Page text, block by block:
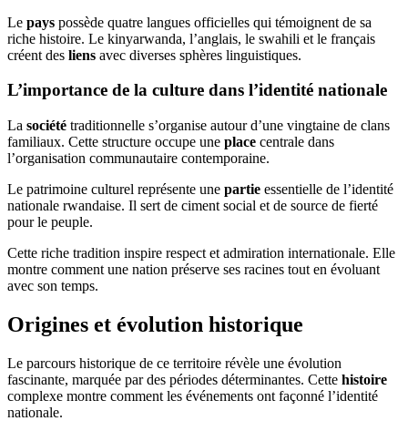
Le pays possède quatre langues officielles qui témoignent de sa
riche histoire. Le kinyarwanda, l’anglais, le swahili et le français
créent des liens avec diverses sphères linguistiques.
L’importance de la culture dans l’identité nationale
La société traditionnelle s’organise autour d’une vingtaine de clans
familiaux. Cette structure occupe une place centrale dans
l’organisation communautaire contemporaine.
Le patrimoine culturel représente une partie essentielle de l’identité
nationale rwandaise. Il sert de ciment social et de source de fierté
pour le peuple.
Cette riche tradition inspire respect et admiration internationale. Elle
montre comment une nation préserve ses racines tout en évoluant
avec son temps.
Origines et évolution historique
Le parcours historique de ce territoire révèle une évolution
fascinante, marquée par des périodes déterminantes. Cette histoire
complexe montre comment les événements ont façonné l’identité
nationale.